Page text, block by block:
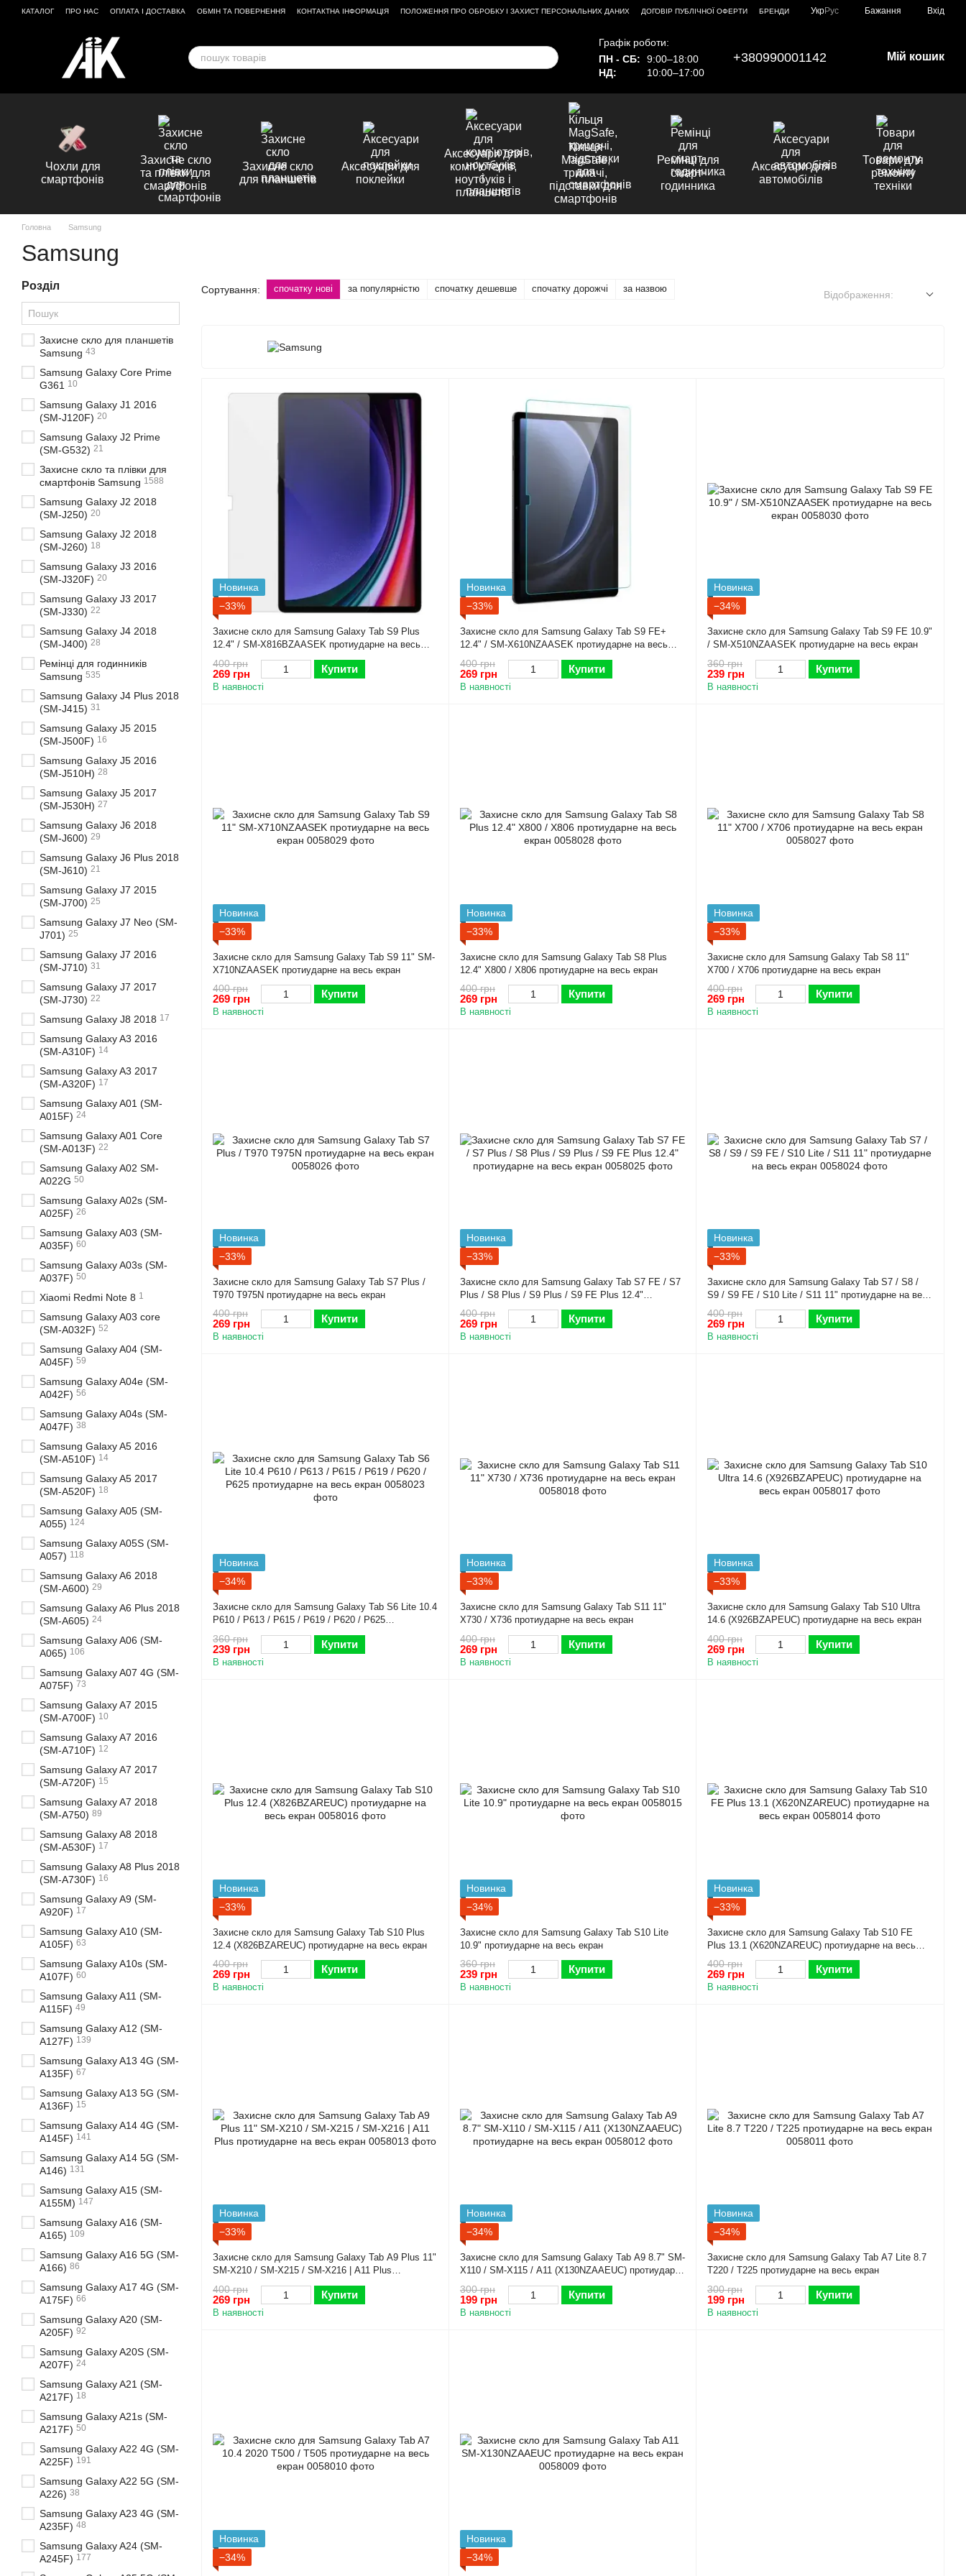
Перейти до основного контенту
КАТАЛОГ ПРО НАС ОПЛАТА І ДОСТАВКА ОБМІН ТА ПОВЕРНЕННЯ КОНТАКТНА ІНФОРМАЦІЯ ПОЛОЖЕННЯ ПРО ОБРОБКУ І ЗАХИСТ ПЕРСОНАЛЬНИХ ДАНИХ ДОГОВІР ПУБЛІЧНОЇ ОФЕРТИ
БРЕНДИ
УкрРус Бажання Вхід
Графік роботи:
ПН - СБ:
9:00–18:00
НД:
10:00–17:00
+380990001142 Мій кошик
Чохли для
смартфонів
Захисне скло
та плівки для
смартфонів
Захисне скло
для планшетів
Аксесуари для
поклейки
Аксесуари для
комп'ютерів,
ноутбуків і
планшетів
Кільця
MagSafe,
тримачі,
підставки для
смартфонів
Ремінці для
смарт-
годинника
Аксесуари для
автомобілів
Товари для
ремонту
техніки
Головна Samsung
Samsung
Сортування: спочатку нові за популярністю спочатку дешевше спочатку дорожчі за назвою
Відображення:
Новинка
−33%
Захисне скло для Samsung Galaxy Tab S9 Plus
12.4" / SM-X816BZAASEK протиударне на весь
екран
400 грн
269 грн Купити
В наявності
Новинка
−33%
Захисне скло для Samsung Galaxy Tab S9 FE+
12.4" / SM-X610NZAASEK протиударне на весь
екран
400 грн
269 грн Купити
В наявності
Новинка
−34%
Захисне скло для Samsung Galaxy Tab S9 FE 10.9"
/ SM-X510NZAASEK протиударне на весь екран
360 грн
239 грн Купити
В наявності
Новинка
−33%
Захисне скло для Samsung Galaxy Tab S9 11" SM-
X710NZAASEK протиударне на весь екран
400 грн
269 грн Купити
В наявності
Новинка
−33%
Захисне скло для Samsung Galaxy Tab S8 Plus
12.4" X800 / X806 протиударне на весь екран
400 грн
269 грн Купити
В наявності
Новинка
−33%
Захисне скло для Samsung Galaxy Tab S8 11"
X700 / X706 протиударне на весь екран
400 грн
269 грн Купити
В наявності
Новинка
−33%
Захисне скло для Samsung Galaxy Tab S7 Plus /
T970 T975N протиударне на весь екран
400 грн
269 грн Купити
В наявності
Новинка
−33%
Захисне скло для Samsung Galaxy Tab S7 FE / S7
Plus / S8 Plus / S9 Plus / S9 FE Plus 12.4"
протиударне на весь екран
400 грн
269 грн Купити
В наявності
Новинка
−33%
Захисне скло для Samsung Galaxy Tab S7 / S8 /
S9 / S9 FE / S10 Lite / S11 11" протиударне на весь
екран
400 грн
269 грн Купити
В наявності
Новинка
−34%
Захисне скло для Samsung Galaxy Tab S6 Lite 10.4
P610 / P613 / P615 / P619 / P620 / P625
протиударне на весь екран
360 грн
239 грн Купити
В наявності
Новинка
−33%
Захисне скло для Samsung Galaxy Tab S11 11"
X730 / X736 протиударне на весь екран
400 грн
269 грн Купити
В наявності
Новинка
−33%
Захисне скло для Samsung Galaxy Tab S10 Ultra
14.6 (X926BZAPEUC) протиударне на весь екран
400 грн
269 грн Купити
В наявності
Новинка
−33%
Захисне скло для Samsung Galaxy Tab S10 Plus
12.4 (X826BZAREUC) протиударне на весь екран
400 грн
269 грн Купити
В наявності
Новинка
−34%
Захисне скло для Samsung Galaxy Tab S10 Lite
10.9" протиударне на весь екран
360 грн
239 грн Купити
В наявності
Новинка
−33%
Захисне скло для Samsung Galaxy Tab S10 FE
Plus 13.1 (X620NZAREUC) протиударне на весь
екран
400 грн
269 грн Купити
В наявності
Новинка
−33%
Захисне скло для Samsung Galaxy Tab A9 Plus 11"
SM-X210 / SM-X215 / SM-X216 | A11 Plus
протиударне на весь екран
400 грн
269 грн Купити
В наявності
Новинка
−34%
Захисне скло для Samsung Galaxy Tab A9 8.7" SM-
X110 / SM-X115 / A11 (X130NZAAEUC) протиударне
на весь екран
300 грн
199 грн Купити
В наявності
Новинка
−34%
Захисне скло для Samsung Galaxy Tab A7 Lite 8.7
T220 / T225 протиударне на весь екран
300 грн
199 грн Купити
В наявності
Новинка
−34%
Новинка
−34%
Розділ
Захисне скло для планшетів
Samsung 43
Samsung Galaxy Core Prime
G361 10
Samsung Galaxy J1 2016
(SM-J120F) 20
Samsung Galaxy J2 Prime
(SM-G532) 21
Захисне скло та плівки для
смартфонів Samsung 1588
Samsung Galaxy J2 2018
(SM-J250) 20
Samsung Galaxy J2 2018
(SM-J260) 18
Samsung Galaxy J3 2016
(SM-J320F) 20
Samsung Galaxy J3 2017
(SM-J330) 22
Samsung Galaxy J4 2018
(SM-J400) 28
Ремінці для годинників
Samsung 535
Samsung Galaxy J4 Plus 2018
(SM-J415) 31
Samsung Galaxy J5 2015
(SM-J500F) 16
Samsung Galaxy J5 2016
(SM-J510H) 28
Samsung Galaxy J5 2017
(SM-J530H) 27
Samsung Galaxy J6 2018
(SM-J600) 29
Samsung Galaxy J6 Plus 2018
(SM-J610) 21
Samsung Galaxy J7 2015
(SM-J700) 25
Samsung Galaxy J7 Neo (SM-
J701) 25
Samsung Galaxy J7 2016
(SM-J710) 31
Samsung Galaxy J7 2017
(SM-J730) 22
Samsung Galaxy J8 2018 17
Samsung Galaxy A3 2016
(SM-A310F) 14
Samsung Galaxy A3 2017
(SM-A320F) 17
Samsung Galaxy A01 (SM-
A015F) 24
Samsung Galaxy A01 Core
(SM-A013F) 22
Samsung Galaxy A02 SM-
A022G 50
Samsung Galaxy A02s (SM-
A025F) 26
Samsung Galaxy A03 (SM-
A035F) 60
Samsung Galaxy A03s (SM-
A037F) 50
Xiaomi Redmi Note 8 1
Samsung Galaxy A03 core
(SM-A032F) 52
Samsung Galaxy A04 (SM-
A045F) 59
Samsung Galaxy A04e (SM-
A042F) 56
Samsung Galaxy A04s (SM-
A047F) 38
Samsung Galaxy A5 2016
(SM-A510F) 14
Samsung Galaxy A5 2017
(SM-A520F) 18
Samsung Galaxy A05 (SM-
A055) 124
Samsung Galaxy A05S (SM-
A057) 118
Samsung Galaxy A6 2018
(SM-A600) 29
Samsung Galaxy A6 Plus 2018
(SM-A605) 24
Samsung Galaxy A06 (SM-
A065) 106
Samsung Galaxy A07 4G (SM-
A075F) 73
Samsung Galaxy A7 2015
(SM-A700F) 10
Samsung Galaxy A7 2016
(SM-A710F) 12
Samsung Galaxy A7 2017
(SM-A720F) 15
Samsung Galaxy A7 2018
(SM-A750) 89
Samsung Galaxy A8 2018
(SM-A530F) 17
Samsung Galaxy A8 Plus 2018
(SM-A730F) 16
Samsung Galaxy A9 (SM-
A920F) 17
Samsung Galaxy A10 (SM-
A105F) 63
Samsung Galaxy A10s (SM-
A107F) 60
Samsung Galaxy A11 (SM-
A115F) 49
Samsung Galaxy A12 (SM-
A127F) 139
Samsung Galaxy A13 4G (SM-
A135F) 67
Samsung Galaxy A13 5G (SM-
A136F) 15
Samsung Galaxy A14 4G (SM-
A145F) 141
Samsung Galaxy A14 5G (SM-
A146) 131
Samsung Galaxy A15 (SM-
A155M) 147
Samsung Galaxy A16 (SM-
A165) 109
Samsung Galaxy A16 5G (SM-
A166) 86
Samsung Galaxy A17 4G (SM-
A175F) 66
Samsung Galaxy A20 (SM-
A205F) 92
Samsung Galaxy A20S (SM-
A207F) 24
Samsung Galaxy A21 (SM-
A217F) 18
Samsung Galaxy A21s (SM-
A217F) 50
Samsung Galaxy A22 4G (SM-
A225F) 191
Samsung Galaxy A22 5G (SM-
A226) 38
Samsung Galaxy A23 4G (SM-
A235F) 48
Samsung Galaxy A24 (SM-
A245F) 177